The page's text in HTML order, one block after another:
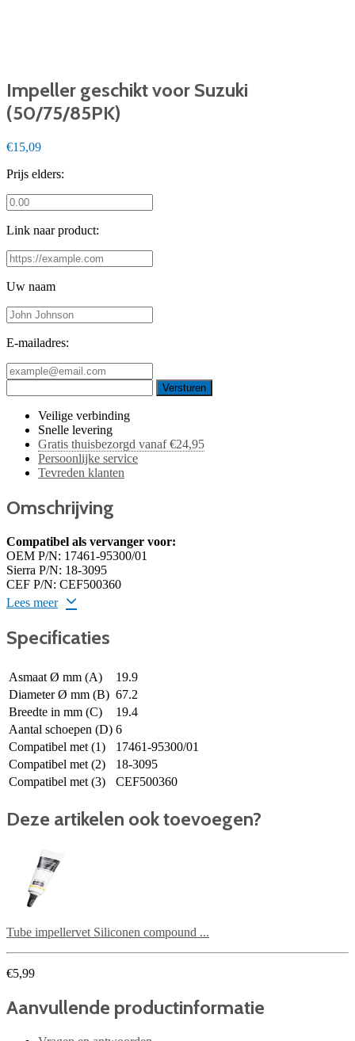
Impeller geschikt voor Suzuki
(50/75/85PK)
€15,09
Prijs elders:
Link naar product:
Uw naam
E-mailadres:
Veilige verbinding
Snelle levering
Gratis thuisbezorgd vanaf €24,95
Persoonlijke service
Tevreden klanten
Omschrijving
Compatibel als vervanger voor:
OEM P/N: 17461-95300/01
Sierra P/N: 18-3095
CEF P/N: CEF500360
Lees meer
Specificaties
Asmaat Ø mm (A)
19.9
Diameter Ø mm (B) 67.2
Breedte in mm (C)
19.4
Aantal schoepen (D) 6
Compatibel met (1)
17461-95300/01
Compatibel met (2)
18-3095
Compatibel met (3)
CEF500360
Deze artikelen ook toevoegen?
Tube impellervet Siliconen compound ...
€5,99
Aanvullende productinformatie